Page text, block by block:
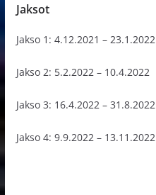
Jaksot
Jakso 1: 4.12.2021 – 23.1.2022
Jakso 2: 5.2.2022 – 10.4.2022
Jakso 3: 16.4.2022 – 31.8.2022
Jakso 4: 9.9.2022 – 13.11.2022